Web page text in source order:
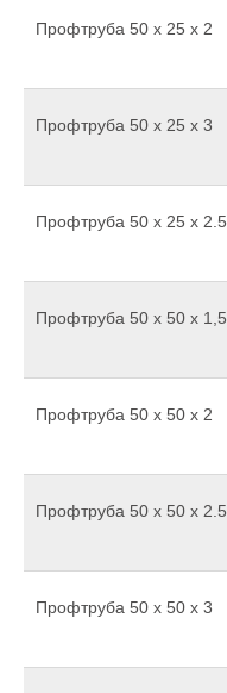
Профтруба 50 х 25 х 2
Профтруба 50 х 25 х 3
Профтруба 50 x 25 x 2.5
Профтруба 50 х 50 х 1,5
Профтруба 50 х 50 х 2
Профтруба 50 x 50 x 2.5
Профтруба 50 х 50 х 3